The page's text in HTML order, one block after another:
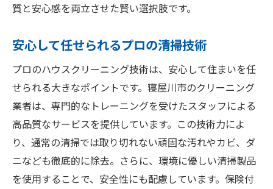
質と安心感を両立させた賢い選択肢です。
安心して任せられるプロの清掃技術
プロのハウスクリーニング技術は、安心して住まいを任
せられる大きなポイントです。寝屋川市のクリーニング
業者は、専門的なトレーニングを受けたスタッフによる
高品質なサービスを提供しています。この技術力によ
り、通常の清掃では取り切れない頑固な汚れやカビ、ダ
ニなども徹底的に除去。さらに、環境に優しい清掃製品
を使用することで、安全性にも配慮しています。保険付